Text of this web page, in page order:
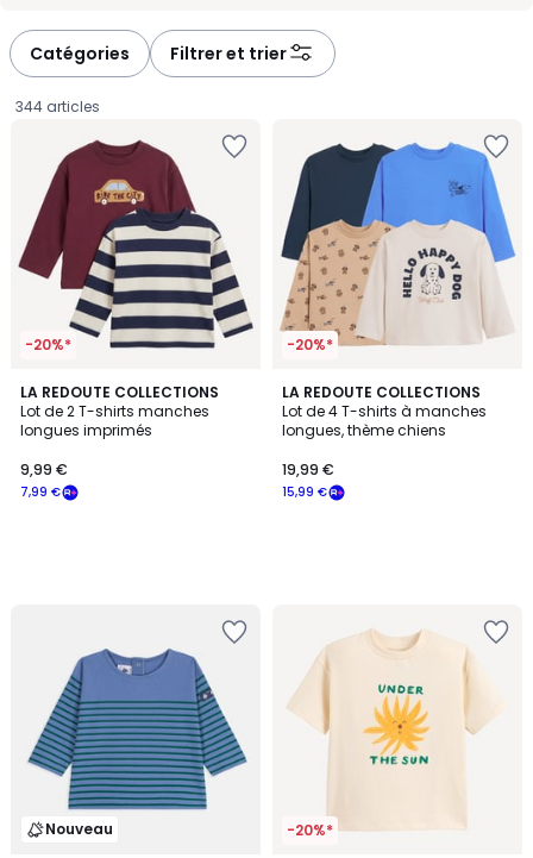
Catégories Filtrer et trier
344 articles
-20%*
LA REDOUTE COLLECTIONS
Lot de 2 T-shirts manches
longues imprimés
€
souscrivez
place
7,99
€.
7,99 €
9,99 €
-20%*
LA REDOUTE COLLECTIONS
Lot de 4 T-shirts à manches
longues, thème chiens
15,99 €
19,99 €
Nouveau -20%*